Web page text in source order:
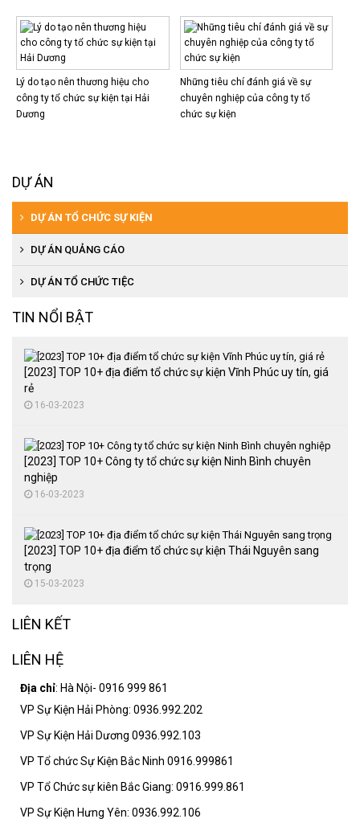
Lý do tạo nên thương hiệu cho
công ty tổ chức sự kiện tại Hải
Dương
Những tiêu chí đánh giá về sự
chuyên nghiệp của công ty tổ
chức sự kiện
DỰ ÁN
DỰ ÁN TỔ CHỨC SỰ KIỆN
DỰ ÁN QUẢNG CÁO
DỰ ÁN TỔ CHỨC TIỆC
TIN NỔI BẬT
[2023] TOP 10+ địa điểm tổ chức sự kiện Vĩnh Phúc uy tín, giá
rẻ
16-03-2023
[2023] TOP 10+ Công ty tổ chức sự kiện Ninh Bình chuyên
nghiệp
16-03-2023
[2023] TOP 10+ địa điểm tổ chức sự kiện Thái Nguyên sang
trọng
15-03-2023
LIÊN KẾT
LIÊN HỆ
Địa chỉ: Hà Nội- 0916 999 861
VP Sự Kiện Hải Phòng: 0936.992.202
VP Sự Kiện Hải Dương 0936.992.103
VP Tổ chức Sự Kiện Bắc Ninh 0916.999861
VP Tổ Chức sự kiên Bắc Giang: 0916.999.861
VP Sự Kiện Hưng Yên: 0936.992.106